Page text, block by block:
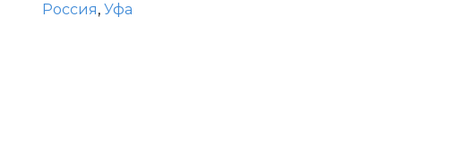
Россия, Уфа